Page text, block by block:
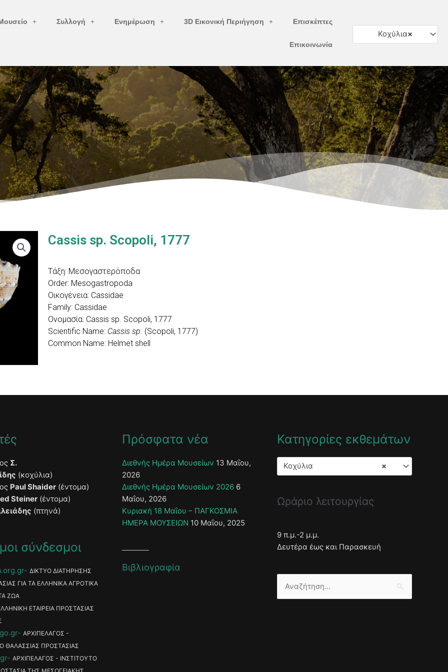
Συλλογή Ενημέρωση 3D Εικονική Περιήγηση Επισκέπτες
Επικοινωνία
×
Κοχύλια
Cassis sp. Scopoli, 1777
Τάξη: Mεσογαστερόποδα
Order: Mesogastropoda
Οικογένεια: Cassidae
Family: Cassidae
Ονομασία: Cassis sp. Scopoli, 1777
Scientific Name: Cassis sp. (Scopoli, 1777)
Common Name: Helmet shell
Σ.
(κοχύλια)
Paul Shaider (έντομα)
Steiner (έντομα)
(πτηνά)
σύνδεσμοι
ΔΙΚΤΥΟ ΔΙΑΤΗΡΗΣΗΣ
ΓΙΑ ΤΑ ΕΛΛΗΝΙΚΑ ΑΓΡΟΤΙΚΑ
ΖΩΑ
ΕΤΑΙΡΕΙΑ ΠΡΟΣΤΑΣΙΑΣ
ΑΡΧΙΠΕΛΑΓΟΣ -
ΘΑΛΑΣΣΙΑΣ ΠΡΟΣΤΑΣΙΑΣ
ΑΡΧΙΠΕΛΑΓΟΣ - ΙΝΣΤΙΤΟΥΤΟ
Πρόσφατα νέα
Διεθνής Ημέρα Μουσείων 13 Μαΐου,
2026
Διεθνής Ημέρα Μουσείων 2026 6
Μαΐου, 2026
Κυριακή 18 Μαΐου – ΠΑΓΚΟΣΜΙΑ
ΗΜΕΡΑ ΜΟΥΣΕΙΩΝ 10 Μαΐου, 2025
Βιβλιογραφία
Κατηγορίες εκθεμάτων
×
Κοχύλια
Ωράριο λειτουργίας
9 π.μ.-2 μ.μ.
Δευτέρα έως και Παρασκευή
Αναζήτηση
για: